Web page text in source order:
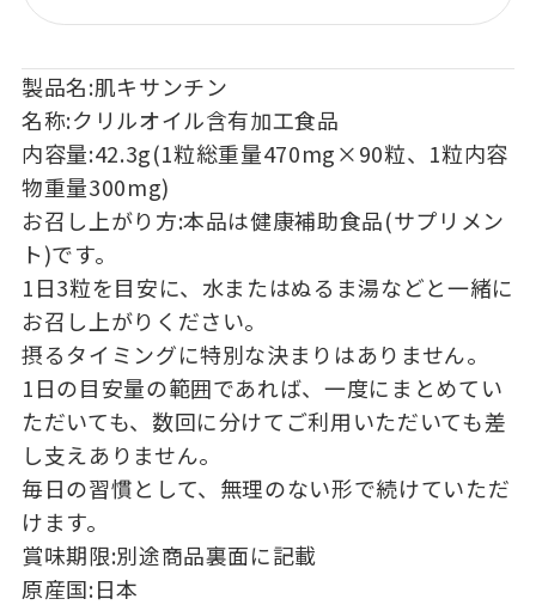
製品名:肌キサンチン
名称:クリルオイル含有加工食品
内容量:42.3g(1粒総重量470mg×90粒、1粒内容
物重量300mg)
お召し上がり方:本品は健康補助食品(サプリメン
ト)です。
1日3粒を目安に、水またはぬるま湯などと一緒に
お召し上がりください。
摂るタイミングに特別な決まりはありません。
1日の目安量の範囲であれば、一度にまとめてい
ただいても、数回に分けてご利用いただいても差
し支えありません。
毎日の習慣として、無理のない形で続けていただ
けます。
賞味期限:別途商品裏面に記載
原産国:日本